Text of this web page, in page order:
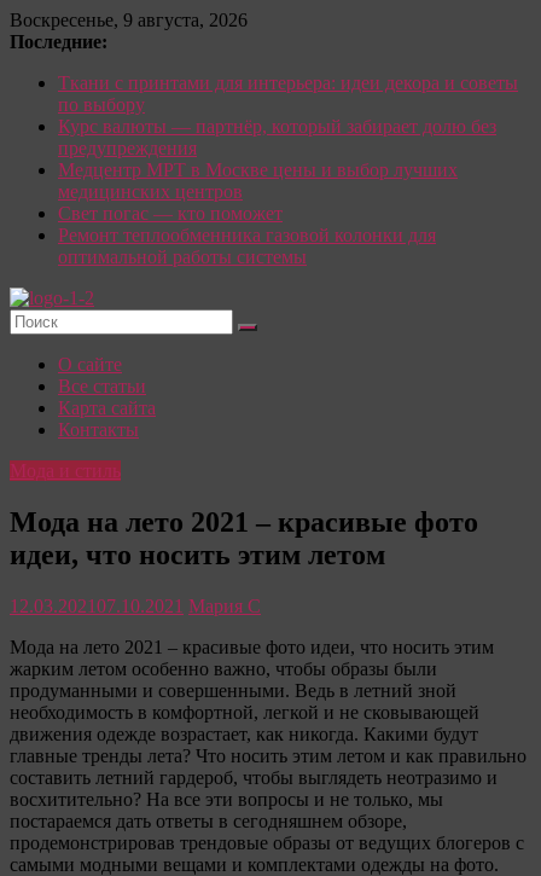
Перейти
к
Воскресенье, 9 августа, 2026
Последние:
Ткани с принтами для интерьера: идеи декора и советы
по выбору
Курс валюты — партнёр, который забирает долю без
предупреждения
Медцентр МРТ в Москве цены и выбор лучших
медицинских центров
Свет погас — кто поможет
Ремонт теплообменника газовой колонки для
оптимальной работы системы
Красотка:
женский
сайт
Моде,
стиле
и
красоте:
только
полезные
советы
для
женщины
О сайте
Все статьи
Карта сайта
Контакты
Мода и стиль
Мода на лето 2021 – красивые фото
идеи, что носить этим летом
12.03.202107.10.2021 Мария С
Мода на лето 2021 – красивые фото идеи, что носить этим
жарким летом особенно важно, чтобы образы были
продуманными и совершенными. Ведь в летний зной
необходимость в комфортной, легкой и не сковывающей
движения одежде возрастает, как никогда. Какими будут
главные тренды лета? Что носить этим летом и как правильно
составить летний гардероб, чтобы выглядеть неотразимо и
восхитительно? На все эти вопросы и не только, мы
постараемся дать ответы в сегодняшнем обзоре,
продемонстрировав трендовые образы от ведущих блогеров с
самыми модными вещами и комплектами одежды на фото.